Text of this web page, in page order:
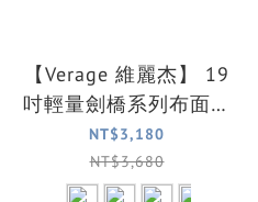
【Verage 維麗杰】 19
吋輕量劍橋系列布面登
機箱/行李箱(4色可選)
NT$3,180
NT$3,680